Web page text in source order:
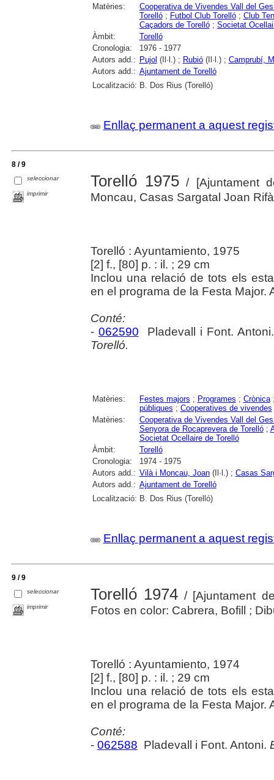
Matèries:
Cooperativa de Vivendes Vall del
Torelló; Futbol Club Torelló; Club
Caçadors de Torelló; Societat
Àmbit:
Torelló
Cronologia:
1976 - 1977
Autors add.: Pujol (Il·l.) ; Rubió(Il·l.) ; Camprubí,
Autors add.: Ajuntament de Torelló
Localització: B. Dos Rius (Torelló)
Enllaç permanent a aquest
8 / 9
seleccionar
imprimir
Torelló 1975/ [Ajuntament
Moncau, Casas Sargatal Joan
Torelló : Ayuntamiento, 1975
[2] f., [80] p. : il. ; 29 cm
Inclou una relació de tots els
en el programa de la Festa Major.
Conté:
- 062590 Pladevall i Font.
Torelló.
Matèries: Festes majors ; Programes ; Crònica
públiques ; Cooperatives de vivendes
Matèries:
Cooperativa de Vivendes Vall del
Senyora de Rocaprevera de Torelló;
Societat Ocellaire de Torelló
Àmbit:
Torelló
Cronologia:
1974 - 1975
Autors add.: Vilà i Moncau, Joan(Il·l.) ; Casas
Autors add.: Ajuntament de Torelló
Localització: B. Dos Rius (Torelló)
Enllaç permanent a aquest
9 / 9
seleccionar
imprimir
Torelló 1974 / [Ajuntament
Fotos en color: Cabrera, Bofill ;
Torelló : Ayuntamiento, 1974
[2] f., [80] p. : il. ; 29 cm
Inclou una relació de tots els
en el programa de la Festa Major.
Conté:
- 062588 Pladevall i Font. Antoni.